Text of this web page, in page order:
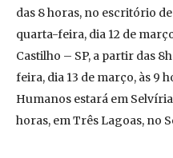
das 8 horas, no escritório
quarta-feira, dia 12 de
Castilho – SP, a partir das
feira, dia 13 de março, às 9
Humanos estará em
horas, em Três Lagoas, no